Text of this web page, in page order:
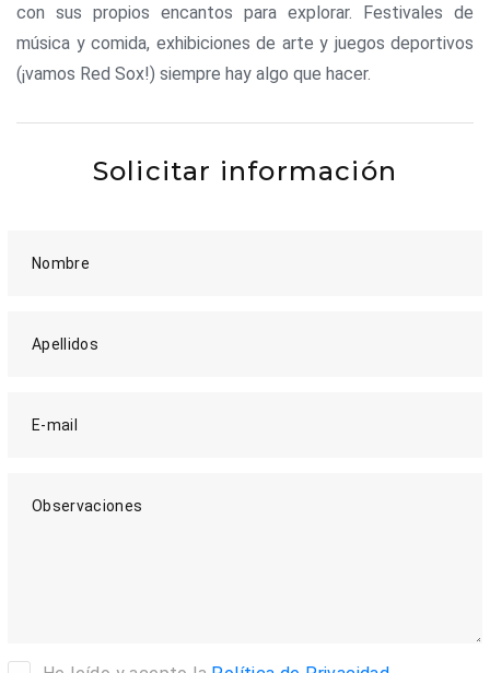
con sus propios encantos para explorar. Festivales de
música y comida, exhibiciones de arte y juegos deportivos
(¡vamos Red Sox!) siempre hay algo que hacer.
Solicitar información
Nombre
Apellidos
E-mail
Observaciones